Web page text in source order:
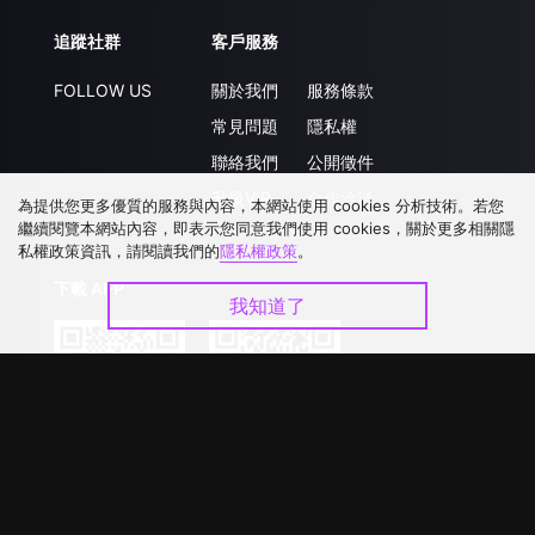
追蹤社群
FOLLOW US
客戶服務
關於我們
常見問題
聯絡我們
升級VIP
服務條款
隱私權
公開徵件
合作洽談
下載 APP
為提供您更多優質的服務與內容，本網站使用 cookies 分析技術。若您
繼續閱覽本網站內容，即表示您同意我們使用 cookies，關於更多相關隱
私權政策資訊，請閱讀我們的隱私權政策。
我知道了